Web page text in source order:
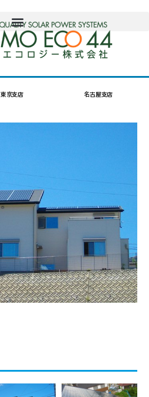
東京支店 名古屋支店